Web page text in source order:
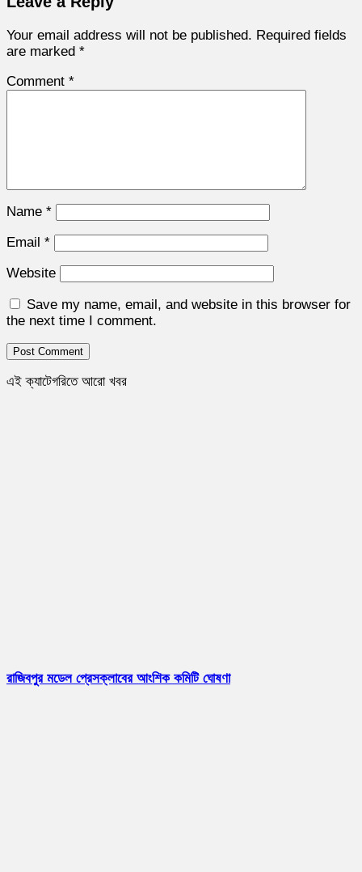
Your email address will not be published. Required fields
are marked *
Comment *
Name *
Email *
Website
Save my name, email, and website in this browser for
the next time I comment.
এই ক্যাটেগরিতে আরো খবর
রাজিবপুর মডেল প্রেসক্লাবের আংশিক কমিটি ঘোষণা